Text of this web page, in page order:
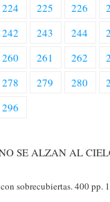
224 225 226
242 243 244
260 261 262
278 279 280
296
SE ALZAN AL
sobrecubiertas. 400 pp.